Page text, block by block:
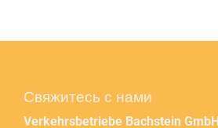
Свяжитесь с нами
Verkehrsbetriebe Bachstein GmbH